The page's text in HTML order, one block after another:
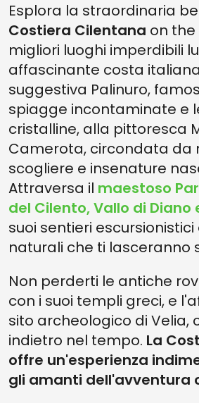
Esplora la straordinaria
Costiera Cilentana on the
migliori luoghi imperdibili
affascinante costa
suggestiva Palinuro,
spiagge incontaminate e
cristalline, alla pittoresca
Camerota, circondata da
scogliere e insenature
Attraversa il maestoso
del Cilento, Vallo di Diano
suoi sentieri
naturali che ti lasceranno
Non perderti le antiche
con i suoi templi greci, e
sito archeologico di Velia,
indietro nel tempo. La
offre un'esperienza
gli amanti dell'avventura